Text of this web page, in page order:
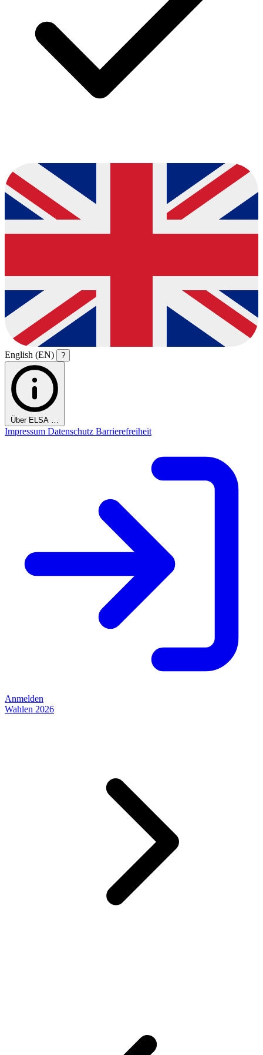
English (EN) ?
Über ELSA …
Impressum Datenschutz Barrierefreiheit
Anmelden
Wahlen 2026